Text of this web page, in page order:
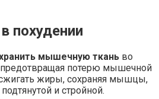
похудении
мышечную ткань во
потерю мышечной
жиры, сохраняя мышцы,
и стройной.